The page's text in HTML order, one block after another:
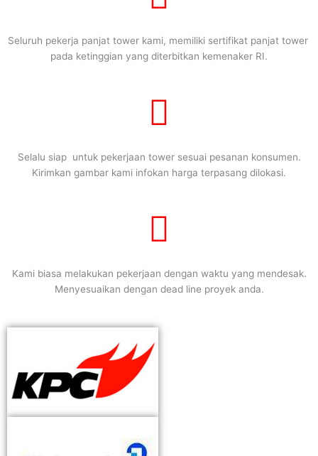
Seluruh pekerja panjat tower kami, memiliki sertifikat panjat tower
pada ketinggian yang diterbitkan kemenaker RI.
Selalu siap untuk pekerjaan tower sesuai pesanan konsumen.
Kirimkan gambar kami infokan harga terpasang dilokasi.
Kami biasa melakukan pekerjaan dengan waktu yang mendesak.
Menyesuaikan dengan dead line proyek anda.